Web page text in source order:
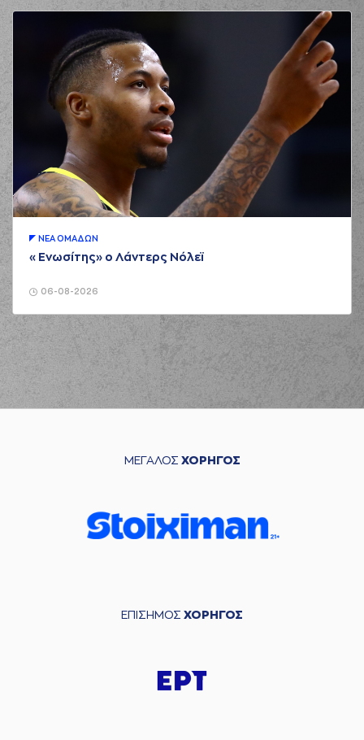
06-08-2026
ΝΕA ΟΜAΔΩΝ
«Ενωσίτης» ο Λάντερς Νόλεϊ
ΜΕΓΑΛΟΣ ΧΟΡΗΓΟΣ
ΕΠΙΣΗΜΟΣ ΧΟΡΗΓΟΣ